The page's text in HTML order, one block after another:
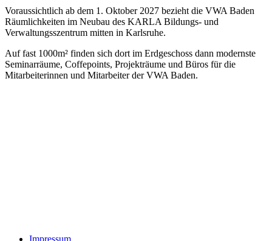
Voraussichtlich ab dem 1. Oktober 2027 bezieht die VWA Baden
Räumlichkeiten im Neubau des KARLA Bildungs- und
Verwaltungsszentrum mitten in Karlsruhe.
Auf fast 1000m² finden sich dort im Erdgeschoss dann modernste
Seminarräume, Coffepoints, Projekträume und Büros für die
Mitarbeiterinnen und Mitarbeiter der VWA Baden.
Impressum